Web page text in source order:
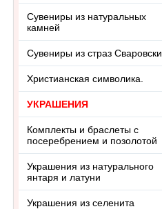
Сувениры из натуральных
камней
Сувениры из страз Сваровски
Христианская символика.
УКРАШЕНИЯ
Комплекты и браслеты с
посеребрением и позолотой
Украшения из натурального
янтаря и латуни
Украшения из селенита